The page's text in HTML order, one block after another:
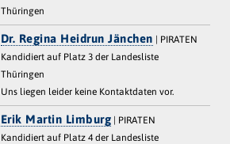
Thüringen
Dr. Regina Heidrun Jänchen | PIRATEN
Kandidiert auf Platz 3 der Landesliste
Thüringen
Uns liegen leider keine Kontaktdaten vor.
Erik Martin Limburg | PIRATEN
Kandidiert auf Platz 4 der Landesliste